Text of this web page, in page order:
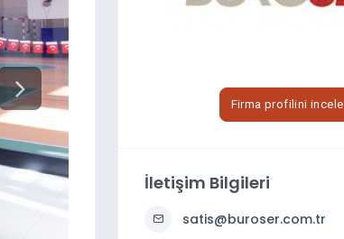
Firma profilini incele
İletişim Bilgileri
satis@buroser.com.tr